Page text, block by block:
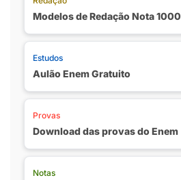
Modelos de Redação Nota 1000
Estudos
Aulão Enem Gratuito
Provas
Download das provas do Enem
Notas